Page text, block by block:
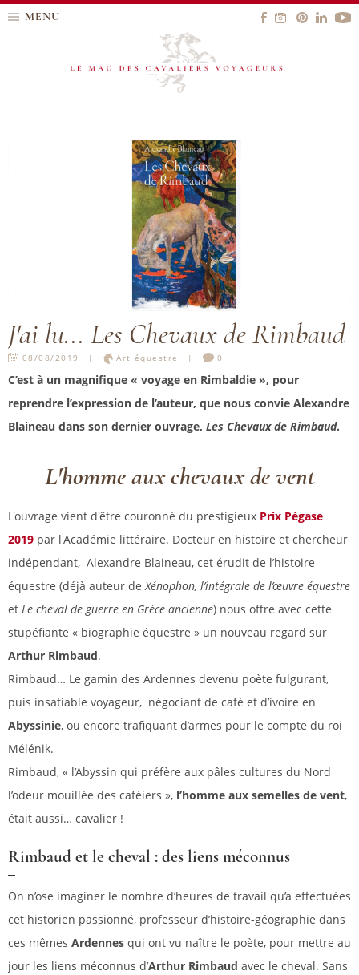
MENU
J'ai lu... Les Chevaux de Rimbaud
08/08/2019 Art équestre 0
C’est à un magnifique « voyage en Rimbaldie », pour
reprendre l’expression de l’auteur, que nous convie Alexandre
Blaineau dans son dernier ouvrage, Les Chevaux de Rimbaud.
L'homme aux chevaux de vent
L'ouvrage vient d'être couronné du prestigieux Prix Pégase
2019 par l'Académie littéraire. Docteur en histoire et chercheur
indépendant, Alexandre Blaineau, cet érudit de l’histoire
équestre (déjà auteur de Xénophon, l’intégrale de l’œuvre équestre
et Le cheval de guerre en Grèce ancienne) nous offre avec cette
stupéfiante « biographie équestre » un nouveau regard sur
Arthur Rimbaud.
Rimbaud… Le gamin des Ardennes devenu poète fulgurant,
puis insatiable voyageur, négociant de café et d’ivoire en
Abyssinie, ou encore trafiquant d’armes pour le compte du roi
Mélénik.
Rimbaud, « l’Abyssin qui préfère aux pâles cultures du Nord
l’odeur mouillée des caféiers », l’homme aux semelles de vent,
était aussi… cavalier !
Rimbaud et le cheval : des liens méconnus
On n’ose imaginer le nombre d’heures de travail qu’a effectuées
cet historien passionné, professeur d’histoire-géographie dans
ces mêmes Ardennes qui ont vu naître le poète, pour mettre au
jour les liens méconnus d’Arthur Rimbaud avec le cheval. Sans